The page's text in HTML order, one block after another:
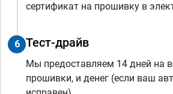
сертификат на прошивку в
6 Тест-драйв
Мы предоставляем 14 дней на
прошивки, и денег (если ваш